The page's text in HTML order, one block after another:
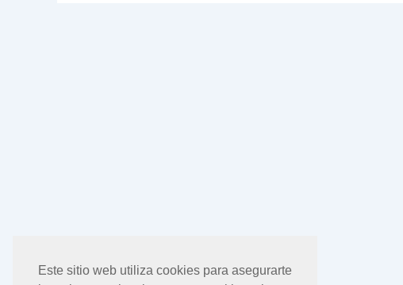
Este sitio web utiliza cookies para asegurarte